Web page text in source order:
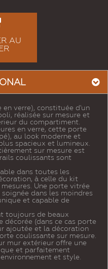
AU
verre), constituée d'un
réalisée sur mesure et
du compartiment.
en verre, cette porte
au look moderne et
spacieux et lumineux.
sur mesure est
coulissants sont
dans toutes les
à celle du kit
Une porte vitrée
dans les moindres
et capable de
toujours de beaux
décorée (dans ce cas porte
ajoutée et la décoration
coulissante sur mesure.
mur extérieur offre une
et parfaitement
et style.